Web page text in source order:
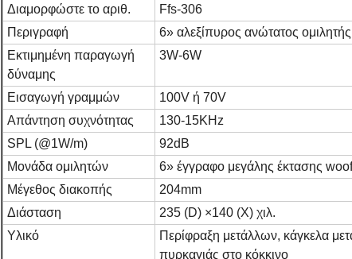
Διαμορφώστε το αριθ.
Ffs-306
Περιγραφή
6» αλεξίπυρος ανώτατος ομιλητής
Εκτιμημένη παραγωγή
δύναμης
3W-6W
Εισαγωγή γραμμών
100V ή 70V
Απάντηση συχνότητας
130-15KHz
SPL (@1W/m)
92dB
Μονάδα ομιλητών
6» έγγραφο μεγάλης έκτασης
Μέγεθος διακοπής
204mm
Διάσταση
235 (D) ×140 (Χ) χιλ.
Υλικό
Περίφραξη μετάλλων, κάγκελα
πυρκαγιάς στο κόκκινο